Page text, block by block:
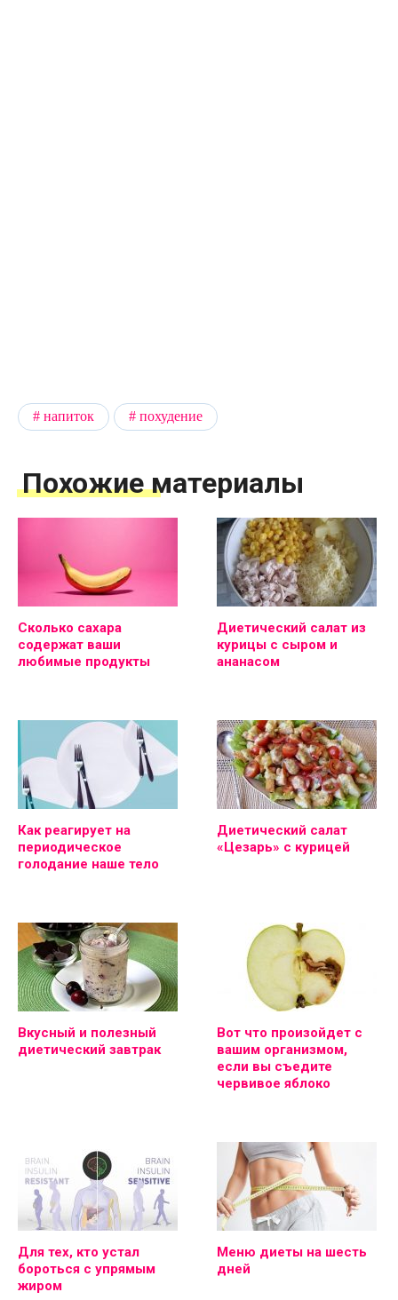
напиток похудение
Похожие материалы
Сколько сахара
содержат ваши
любимые продукты
Диетический салат из
курицы с сыром и
ананасом
Как реагирует на
периодическое
голодание наше тело
Диетический салат
«Цезарь» с курицей
Вкусный и полезный
диетический завтрак
Вот что произойдет с
вашим организмом,
если вы съедите
червивое яблоко
Для тех, кто устал
бороться с упрямым
жиром
Меню диеты на шесть
дней